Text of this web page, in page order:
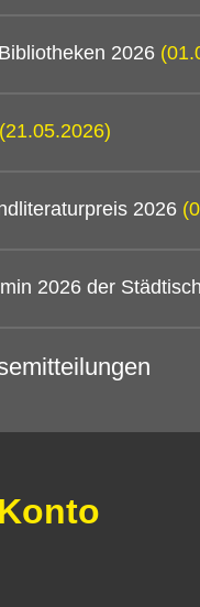
2026
(21.05.2026)
2026
2026 der